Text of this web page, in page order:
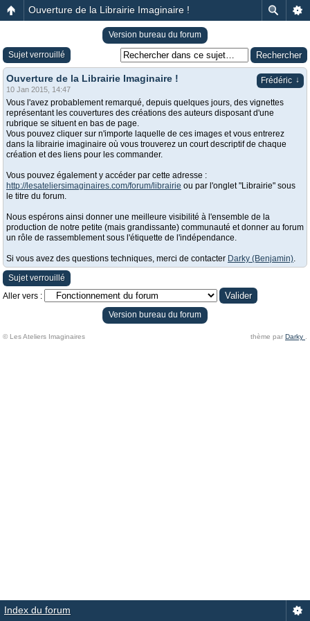
Ouverture de la Librairie Imaginaire !
Version bureau du forum
Sujet verrouillé
Frédéric ↓
Ouverture de la Librairie Imaginaire !
10 Jan 2015, 14:47
Vous l'avez probablement remarqué, depuis quelques jours, des vignettes
représentant les couvertures des créations des auteurs disposant d'une
rubrique se situent en bas de page.
Vous pouvez cliquer sur n'importe laquelle de ces images et vous entrerez
dans la librairie imaginaire où vous trouverez un court descriptif de chaque
création et des liens pour les commander.
Vous pouvez également y accéder par cette adresse :
http://lesateliersimaginaires.com/forum/librairie ou par l'onglet "Librairie" sous
le titre du forum.
Nous espérons ainsi donner une meilleure visibilité à l'ensemble de la
production de notre petite (mais grandissante) communauté et donner au forum
un rôle de rassemblement sous l'étiquette de l'indépendance.
Si vous avez des questions techniques, merci de contacter Darky (Benjamin).
Sujet verrouillé
Aller vers :
Version bureau du forum
© Les Ateliers Imaginaires thème par Darky
Index du forum